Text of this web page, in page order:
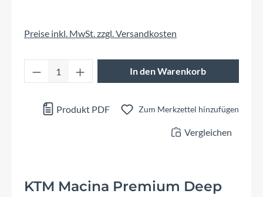
Preise inkl. MwSt. zzgl. Versandkosten
Produkt Anzahl: Gib den gewünschten
In den Warenkorb
Produkt PDF Zum Merkzettel hinzufügen
Vergleichen
KTM Macina Premium Deep